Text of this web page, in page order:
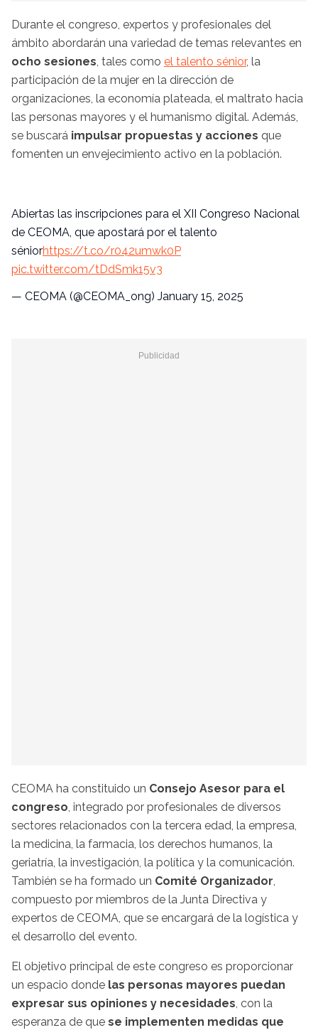
Durante el congreso, expertos y profesionales del
ámbito abordarán una variedad de temas relevantes en
ocho sesiones, tales como el talento sénior, la
participación de la mujer en la dirección de
organizaciones, la economía plateada, el maltrato hacia
las personas mayores y el humanismo digital. Además,
se buscará impulsar propuestas y acciones que
fomenten un envejecimiento activo en la población.
Abiertas las inscripciones para el XII Congreso Nacional
de CEOMA, que apostará por el talento
séniorhttps://t.co/r042umwk0P
pic.twitter.com/tDdSmk15v3
— CEOMA (@CEOMA_ong) January 15, 2025
CEOMA ha constituido un Consejo Asesor para el
congreso, integrado por profesionales de diversos
sectores relacionados con la tercera edad, la empresa,
la medicina, la farmacia, los derechos humanos, la
geriatría, la investigación, la política y la comunicación.
También se ha formado un Comité Organizador,
compuesto por miembros de la Junta Directiva y
expertos de CEOMA, que se encargará de la logística y
el desarrollo del evento.
El objetivo principal de este congreso es proporcionar
un espacio donde las personas mayores puedan
expresar sus opiniones y necesidades, con la
esperanza de que se implementen medidas que